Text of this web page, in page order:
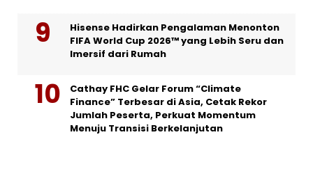
Hisense Hadirkan Pengalaman Menonton
FIFA World Cup 2026™ yang Lebih Seru dan
Imersif dari Rumah
Cathay FHC Gelar Forum “Climate
Finance” Terbesar di Asia, Cetak Rekor
Jumlah Peserta, Perkuat Momentum
Menuju Transisi Berkelanjutan